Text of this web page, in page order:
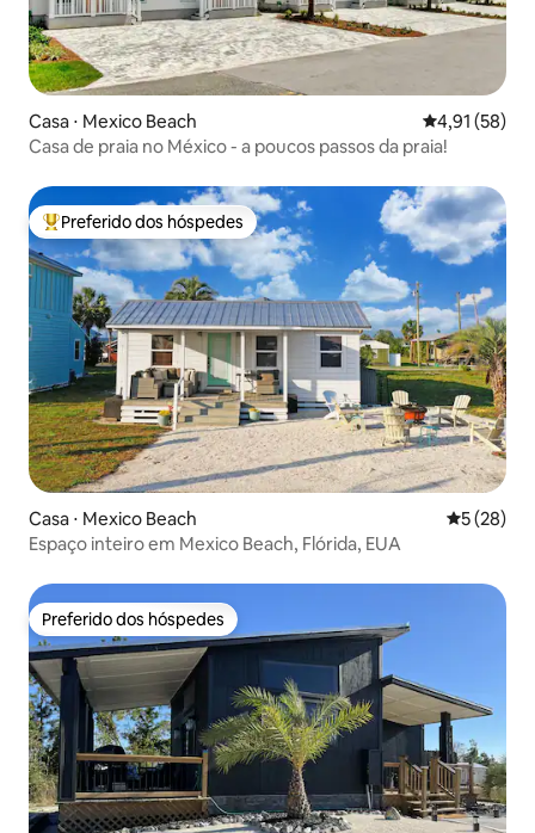
Casa ⋅ Mexico Beach 4,91 de uma
4,91 (58)
Casa de praia no México - a poucos passos da praia!
Entre os melhores preferidos dos hóspedes
Preferido dos hóspedes
Casa ⋅ Mexico Beach 5 de uma
5 (28)
Espaço inteiro em Mexico Beach, Flórida, EUA
Preferido dos hóspedes
Preferido dos hóspedes